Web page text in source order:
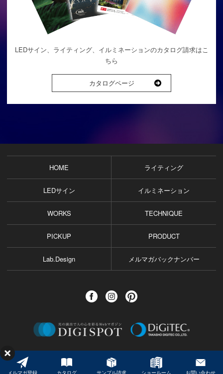
メルマガ登録 カタログ サンプル請求 ショールーム お問い合わせ
LEDサイン、ライティング、イルミネーションのカタログ請求はこ
ちら
カタログページ
HOME ライティング
LEDサイン イルミネーション
WORKS TECHNIQUE
PICKUP PRODUCT
Lab.Design メルマガバックナンバー
©️ TAKASHO DIGITEC CO.,LTD. All Rights Reserved.